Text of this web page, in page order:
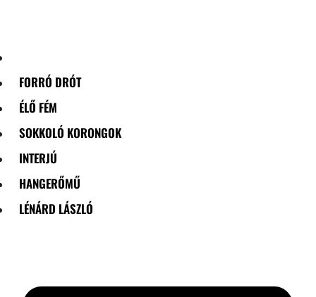
FORRÓ DRÓT
ÉLŐ FÉM
SOKKOLÓ KORONGOK
INTERJÚ
HANGERŐMŰ
LÉNÁRD LÁSZLÓ